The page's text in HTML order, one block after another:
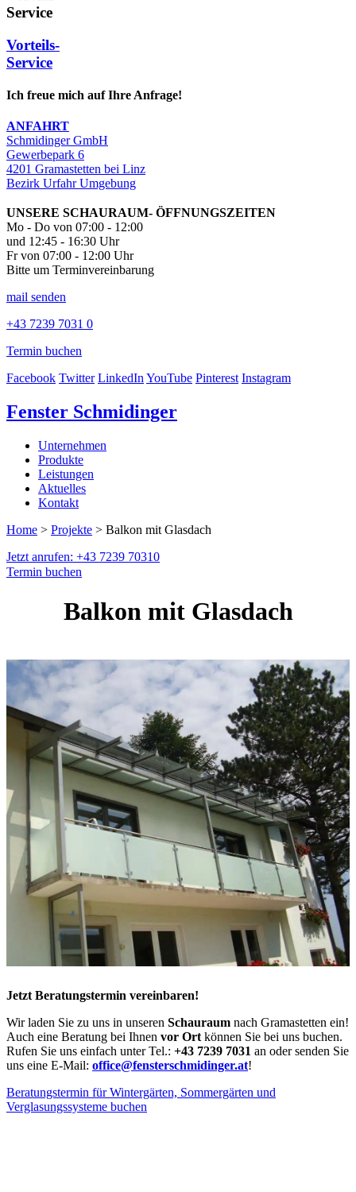
Service
Vorteils-
Service
Ich freue mich auf Ihre Anfrage!
ANFAHRT
Schmidinger GmbH
Gewerbepark 6
4201 Gramastetten bei Linz
Bezirk Urfahr Umgebung
UNSERE SCHAURAUM- ÖFFNUNGSZEITEN
Mo - Do von 07:00 - 12:00
und 12:45 - 16:30 Uhr
Fr von 07:00 - 12:00 Uhr
Bitte um Terminvereinbarung
mail senden
+43 7239 7031 0
Termin buchen
Facebook Twitter LinkedInYouTube Pinterest Instagram
Fenster Schmidinger
Unternehmen
Produkte
Leistungen
Aktuelles
Kontakt
Home > Projekte > Balkon mit Glasdach
Jetzt anrufen: +43 7239 70310
Termin buchen
Balkon mit Glasdach
Jetzt Beratungstermin vereinbaren!
Wir laden Sie zu uns in unseren Schauraum nach Gramastetten ein!
Auch eine Beratung bei Ihnen vor Ort können Sie bei uns buchen.
Rufen Sie uns einfach unter Tel.: +43 7239 7031 an oder senden Sie
uns eine E-Mail: office@fensterschmidinger.at!
Beratungstermin für Wintergärten, Sommergärten und
Verglasungssysteme buchen